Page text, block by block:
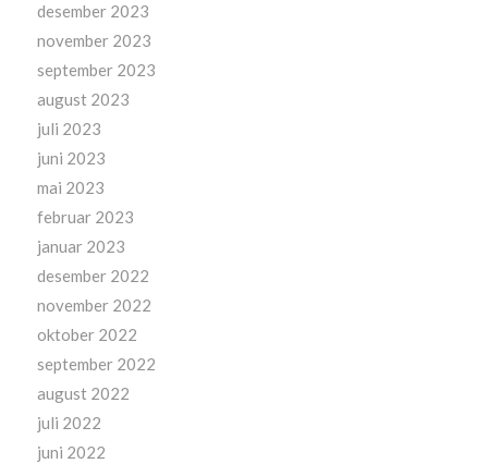
desember 2023
november 2023
september 2023
august 2023
juli 2023
juni 2023
mai 2023
februar 2023
januar 2023
desember 2022
november 2022
oktober 2022
september 2022
august 2022
juli 2022
juni 2022